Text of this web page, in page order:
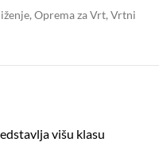
, Oprema za Vrt, Vrtni
višu klasu